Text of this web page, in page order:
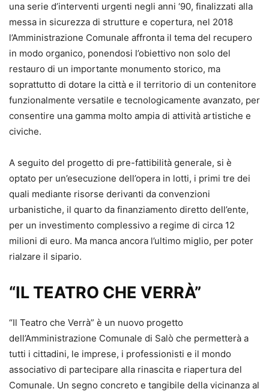
una serie d’interventi urgenti negli anni ‘90, finalizzati alla
messa in sicurezza di strutture e copertura, nel 2018
l’Amministrazione Comunale affronta il tema del recupero
in modo organico, ponendosi l’obiettivo non solo del
restauro di un importante monumento storico, ma
soprattutto di dotare la città e il territorio di un contenitore
funzionalmente versatile e tecnologicamente avanzato, per
consentire una gamma molto ampia di attività artistiche e
civiche.
A seguito del progetto di pre-fattibilità generale, si è
optato per un’esecuzione dell’opera in lotti, i primi tre dei
quali mediante risorse derivanti da convenzioni
urbanistiche, il quarto da finanziamento diretto dell’ente,
per un investimento complessivo a regime di circa 12
milioni di euro. Ma manca ancora l’ultimo miglio, per poter
rialzare il sipario.
“IL TEATRO CHE VERRÀ”
“Il Teatro che Verrà” è un nuovo progetto
dell’Amministrazione Comunale di Salò che permetterà a
tutti i cittadini, le imprese, i professionisti e il mondo
associativo di partecipare alla rinascita e riapertura del
Comunale. Un segno concreto e tangibile della vicinanza al